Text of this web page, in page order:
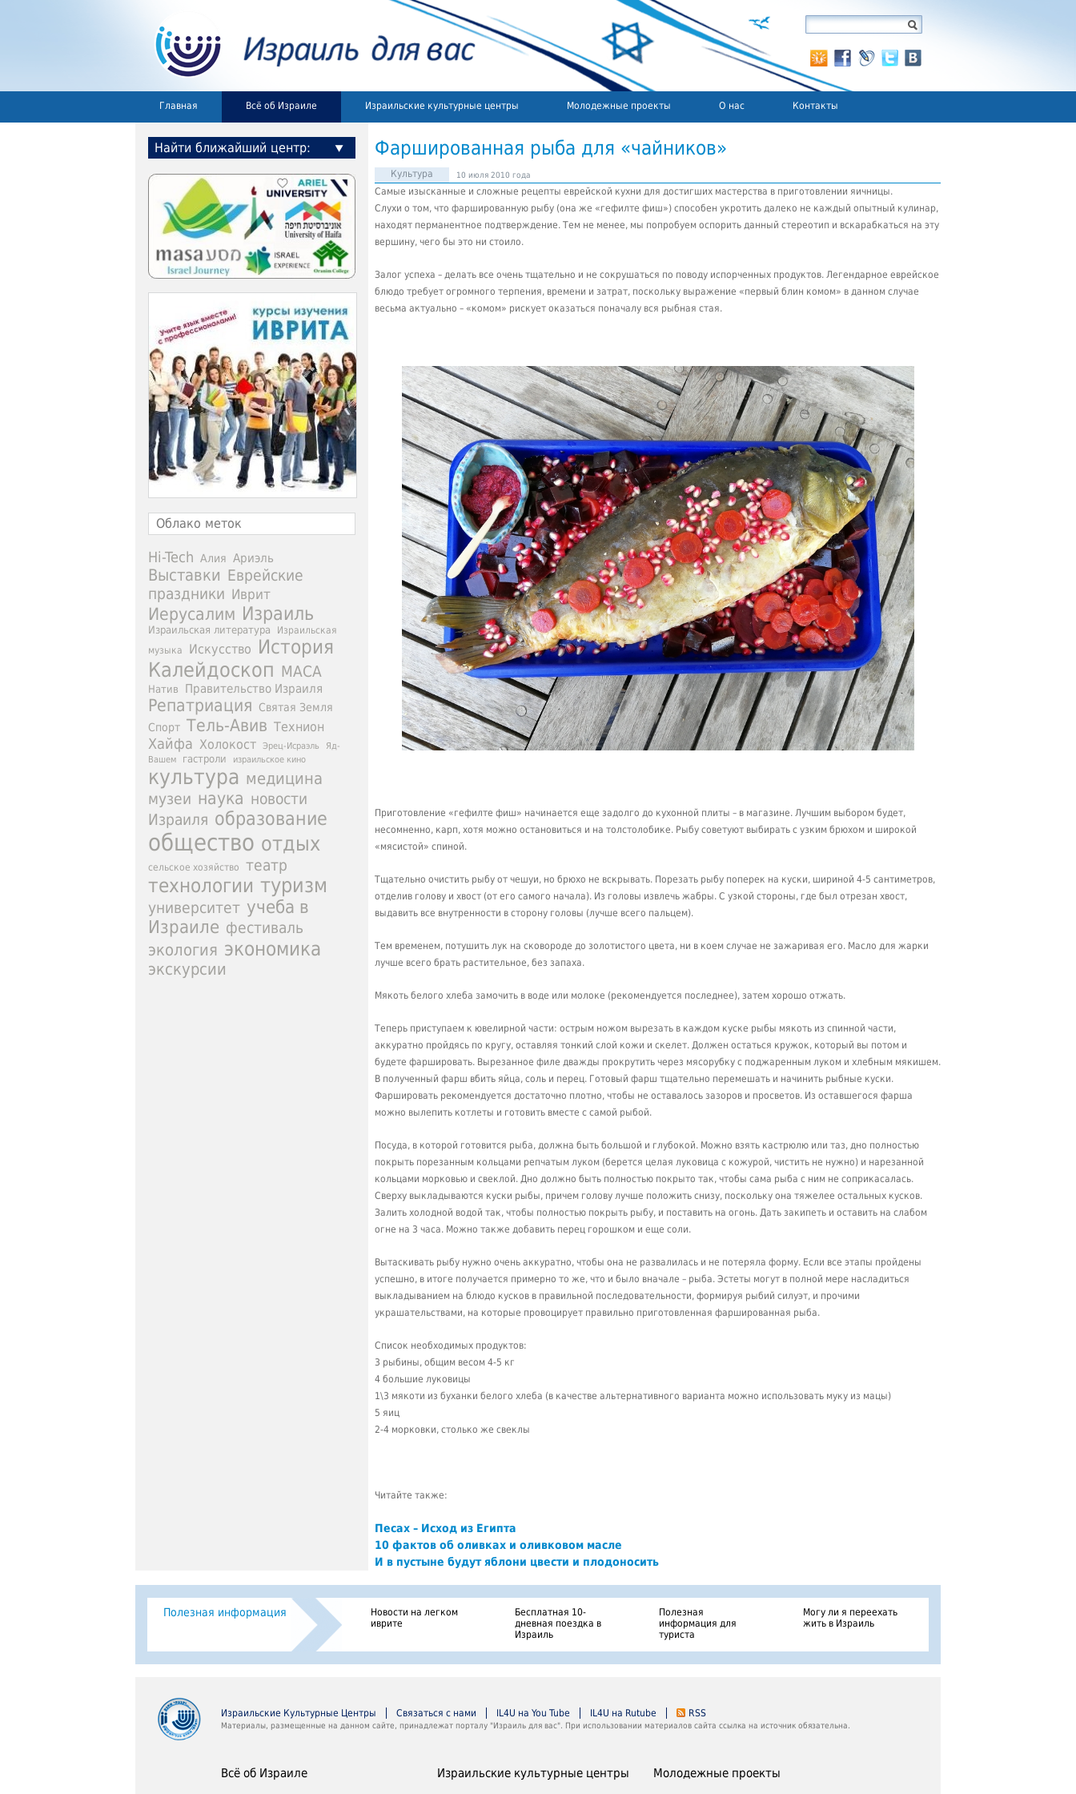
Главная Всё об Израиле Израильские культурные центры Молодежные проекты О нас Контакты
Фаршированная рыба для «чайников»
Культура 10 июля 2010 года
Самые изысканные и сложные рецепты еврейской кухни для достигших мастерства в приготовлении яичницы.
Слухи о том, что фаршированную рыбу (она же «гефилте фиш») способен укротить далеко не каждый опытный кулинар,
находят перманентное подтверждение. Тем не менее, мы попробуем оспорить данный стереотип и вскарабкаться на эту
вершину, чего бы это ни стоило.
Залог успеха – делать все очень тщательно и не сокрушаться по поводу испорченных продуктов. Легендарное еврейское
блюдо требует огромного терпения, времени и затрат, поскольку выражение «первый блин комом» в данном случае
весьма актуально – «комом» рискует оказаться поначалу вся рыбная стая.
Приготовление «гефилте фиш» начинается еще задолго до кухонной плиты – в магазине. Лучшим выбором будет,
несомненно, карп, хотя можно остановиться и на толстолобике. Рыбу советуют выбирать с узким брюхом и широкой
«мясистой» спиной.
Тщательно очистить рыбу от чешуи, но брюхо не вскрывать. Порезать рыбу поперек на куски, шириной 4-5 сантиметров,
отделив голову и хвост (от его самого начала). Из головы извлечь жабры. С узкой стороны, где был отрезан хвост,
выдавить все внутренности в сторону головы (лучше всего пальцем).
Тем временем, потушить лук на сковороде до золотистого цвета, ни в коем случае не зажаривая его. Масло для жарки
лучше всего брать растительное, без запаха.
Мякоть белого хлеба замочить в воде или молоке (рекомендуется последнее), затем хорошо отжать.
Теперь приступаем к ювелирной части: острым ножом вырезать в каждом куске рыбы мякоть из спинной части,
аккуратно пройдясь по кругу, оставляя тонкий слой кожи и скелет. Должен остаться кружок, который вы потом и
будете фаршировать. Вырезанное филе дважды прокрутить через мясорубку с поджаренным луком и хлебным мякишем.
В полученный фарш вбить яйца, соль и перец. Готовый фарш тщательно перемешать и начинить рыбные куски.
Фаршировать рекомендуется достаточно плотно, чтобы не оставалось зазоров и просветов. Из оставшегося фарша
можно вылепить котлеты и готовить вместе с самой рыбой.
Посуда, в которой готовится рыба, должна быть большой и глубокой. Можно взять кастрюлю или таз, дно полностью
покрыть порезанным кольцами репчатым луком (берется целая луковица с кожурой, чистить не нужно) и нарезанной
кольцами морковью и свеклой. Дно должно быть полностью покрыто так, чтобы сама рыба с ним не соприкасалась.
Сверху выкладываются куски рыбы, причем голову лучше положить снизу, поскольку она тяжелее остальных кусков.
Залить холодной водой так, чтобы полностью покрыть рыбу, и поставить на огонь. Дать закипеть и оставить на слабом
огне на 3 часа. Можно также добавить перец горошком и еще соли.
Вытаскивать рыбу нужно очень аккуратно, чтобы она не развалилась и не потеряла форму. Если все этапы пройдены
успешно, в итоге получается примерно то же, что и было вначале – рыба. Эстеты могут в полной мере насладиться
выкладыванием на блюдо кусков в правильной последовательности, формируя рыбий силуэт, и прочими
украшательствами, на которые провоцирует правильно приготовленная фаршированная рыба.
Список необходимых продуктов:
3 рыбины, общим весом 4-5 кг
4 большие луковицы
1\3 мякоти из буханки белого хлеба (в качестве альтернативного варианта можно использовать муку из мацы)
5 яиц
2-4 морковки, столько же свеклы
Читайте также:
Песах – Исход из Египта
10 фактов об оливках и оливковом масле
И в пустыне будут яблони цвести и плодоносить
Найти ближайший центр:
Облако меток
Hi-Tech Алия Ариэль
Выставки Еврейские
праздники Иврит
Иерусалим Израиль
Израильская литература
Израильская
музыка
Искусство История
Калейдоскоп МАСА
Натив Правительство Израиля
Репатриация
Святая Земля
Спорт Тель-Авив Технион
Хайфа Холокост Эрец-Исраэль
Яд-
Вашем
гастроли израильское кино
культура медицина
музеи наука новости
Израиля образование
общество отдых
сельское хозяйство театр
технологии туризм
университет учеба в
Израиле фестиваль
экология экономика
экскурсии
Полезная информация
Новости на легком
иврите
Бесплатная 10-
дневная поездка в
Израиль
Полезная
информация для
туриста
Могу ли я переехать
жить в Израиль
Израильские Культурные Центры Связаться с нами IL4U на You Tube IL4U на Rutube RSS
Материалы, размещенные на данном сайте, принадлежат порталу "Израиль для вас". При использовании материалов сайта ссылка на источник обязательна.
Всё об Израиле Израильские культурные центры Молодежные проекты